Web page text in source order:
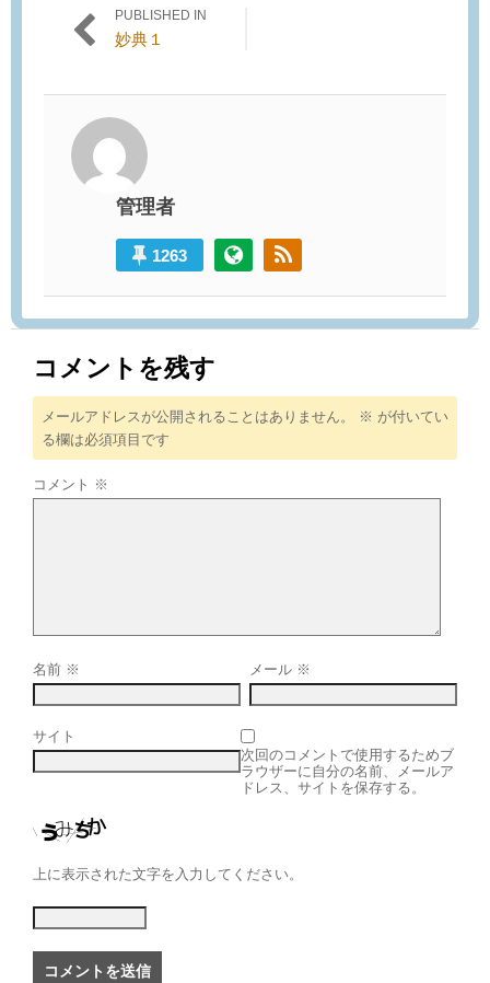
投稿ナビゲーション
PUBLISHED IN
妙典１
管理者
1263
コメントを残す
メールアドレスが公開されることはありません。 ※ が付いてい
る欄は必須項目です
コメント ※
名前 ※ メール ※
サイト
次回のコメントで使用するためブ
ラウザーに自分の名前、メールア
ドレス、サイトを保存する。
上に表示された文字を入力してください。